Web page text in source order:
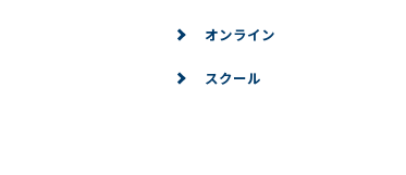
オンライン
スクール